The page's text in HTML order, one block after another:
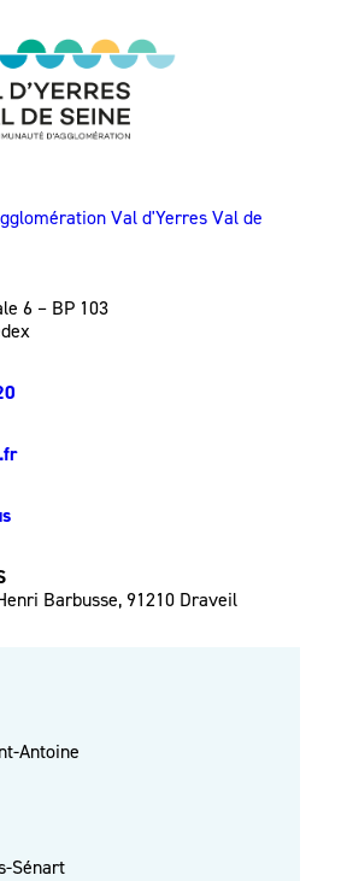
Val d'Yerres Val de
6 – BP 103
Barbusse, 91210 Draveil
Antoine
Sénart